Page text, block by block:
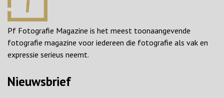
Pf Fotografie Magazine is het meest toonaangevende
fotografie magazine voor iedereen die fotografie als vak en
expressie serieus neemt.
Nieuwsbrief